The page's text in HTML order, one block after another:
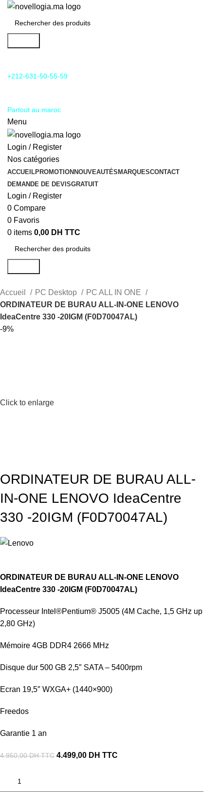
+212-631-50-55-59
Partout au maroc
Menu
Login / Register
Nos catégories
ACCUEILPROMOTIONNOUVEAUTÉSMARQUESCONTACT
DEMANDE DE DEVISGRATUIT
Login / Register
0 Compare
0 Favoris
0 items 0,00 DH TTC
Accueil PC Desktop
PC ALL IN ONE
ORDINATEUR DE BURAU ALL-IN-ONE LENOVO
IdeaCentre 330 -20IGM (F0D70047AL)
-9%
Click to enlarge
ORDINATEUR DE BURAU ALL-
IN-ONE LENOVO IdeaCentre
330 -20IGM (F0D70047AL)
ORDINATEUR DE BURAU ALL-IN-ONE LENOVO
IdeaCentre 330 -20IGM (F0D70047AL)
Processeur Intel®Pentium® J5005 (4M Cache, 1,5 GHz up
2,80 GHz)
Mémoire 4GB DDR4 2666 MHz
Disque dur 500 GB 2,5″ SATA – 5400rpm
Ecran 19,5″ WXGA+ (1440×900)
Freedos
Garantie 1 an
4.950,00DH TTC 4.499,00 DH TTC